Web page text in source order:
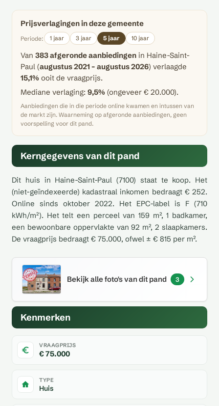
Prijsverlagingen in deze gemeente
Periode: 1 jaar 3 jaar 5 jaar 10 jaar
Van 383 afgeronde aanbiedingen in Haine-Saint-
Paul (augustus 2021 – augustus 2026) verlaagde
15,1% ooit de vraagprijs.
Mediane verlaging: 9,5% (ongeveer € 20.000).
Aanbiedingen die in die periode online kwamen en intussen van
de markt zijn. Waarneming op afgeronde aanbiedingen, geen
voorspelling voor dit pand.
Kerngegevens van dit pand
Dit huis in Haine-Saint-Paul (7100) staat te koop. Het
(niet-geïndexeerde) kadastraal inkomen bedraagt € 252.
Online sinds oktober 2022. Het EPC-label is F (710
kWh/m²). Het telt een perceel van 159 m², 1 badkamer,
een bewoonbare oppervlakte van 92 m², 2 slaapkamers.
De vraagprijs bedraagt € 75.000, ofwel ± € 815 per m².
Bekijk alle foto's van dit pand 3
Kenmerken
VRAAGPRIJS
€ 75.000
TYPE
Huis